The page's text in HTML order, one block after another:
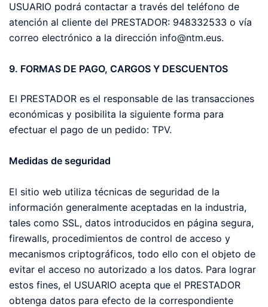
USUARIO podrá contactar a través del teléfono de
atención al cliente del PRESTADOR: 948332533 o vía
correo electrónico a la dirección info@ntm.eus.
9. FORMAS DE PAGO, CARGOS Y DESCUENTOS
El PRESTADOR es el responsable de las transacciones
económicas y posibilita la siguiente forma para
efectuar el pago de un pedido: TPV.
Medidas de seguridad
El sitio web utiliza técnicas de seguridad de la
información generalmente aceptadas en la industria,
tales como SSL, datos introducidos en página segura,
firewalls, procedimientos de control de acceso y
mecanismos criptográficos, todo ello con el objeto de
evitar el acceso no autorizado a los datos. Para lograr
estos fines, el USUARIO acepta que el PRESTADOR
obtenga datos para efecto de la correspondiente